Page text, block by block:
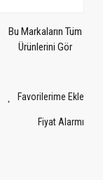
Bu Markaların Tüm
Ürünlerini Gör
Fiyat Alarmı